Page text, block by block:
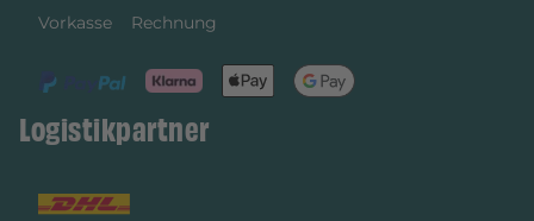
Vorkasse Rechnung
Logistikpartner